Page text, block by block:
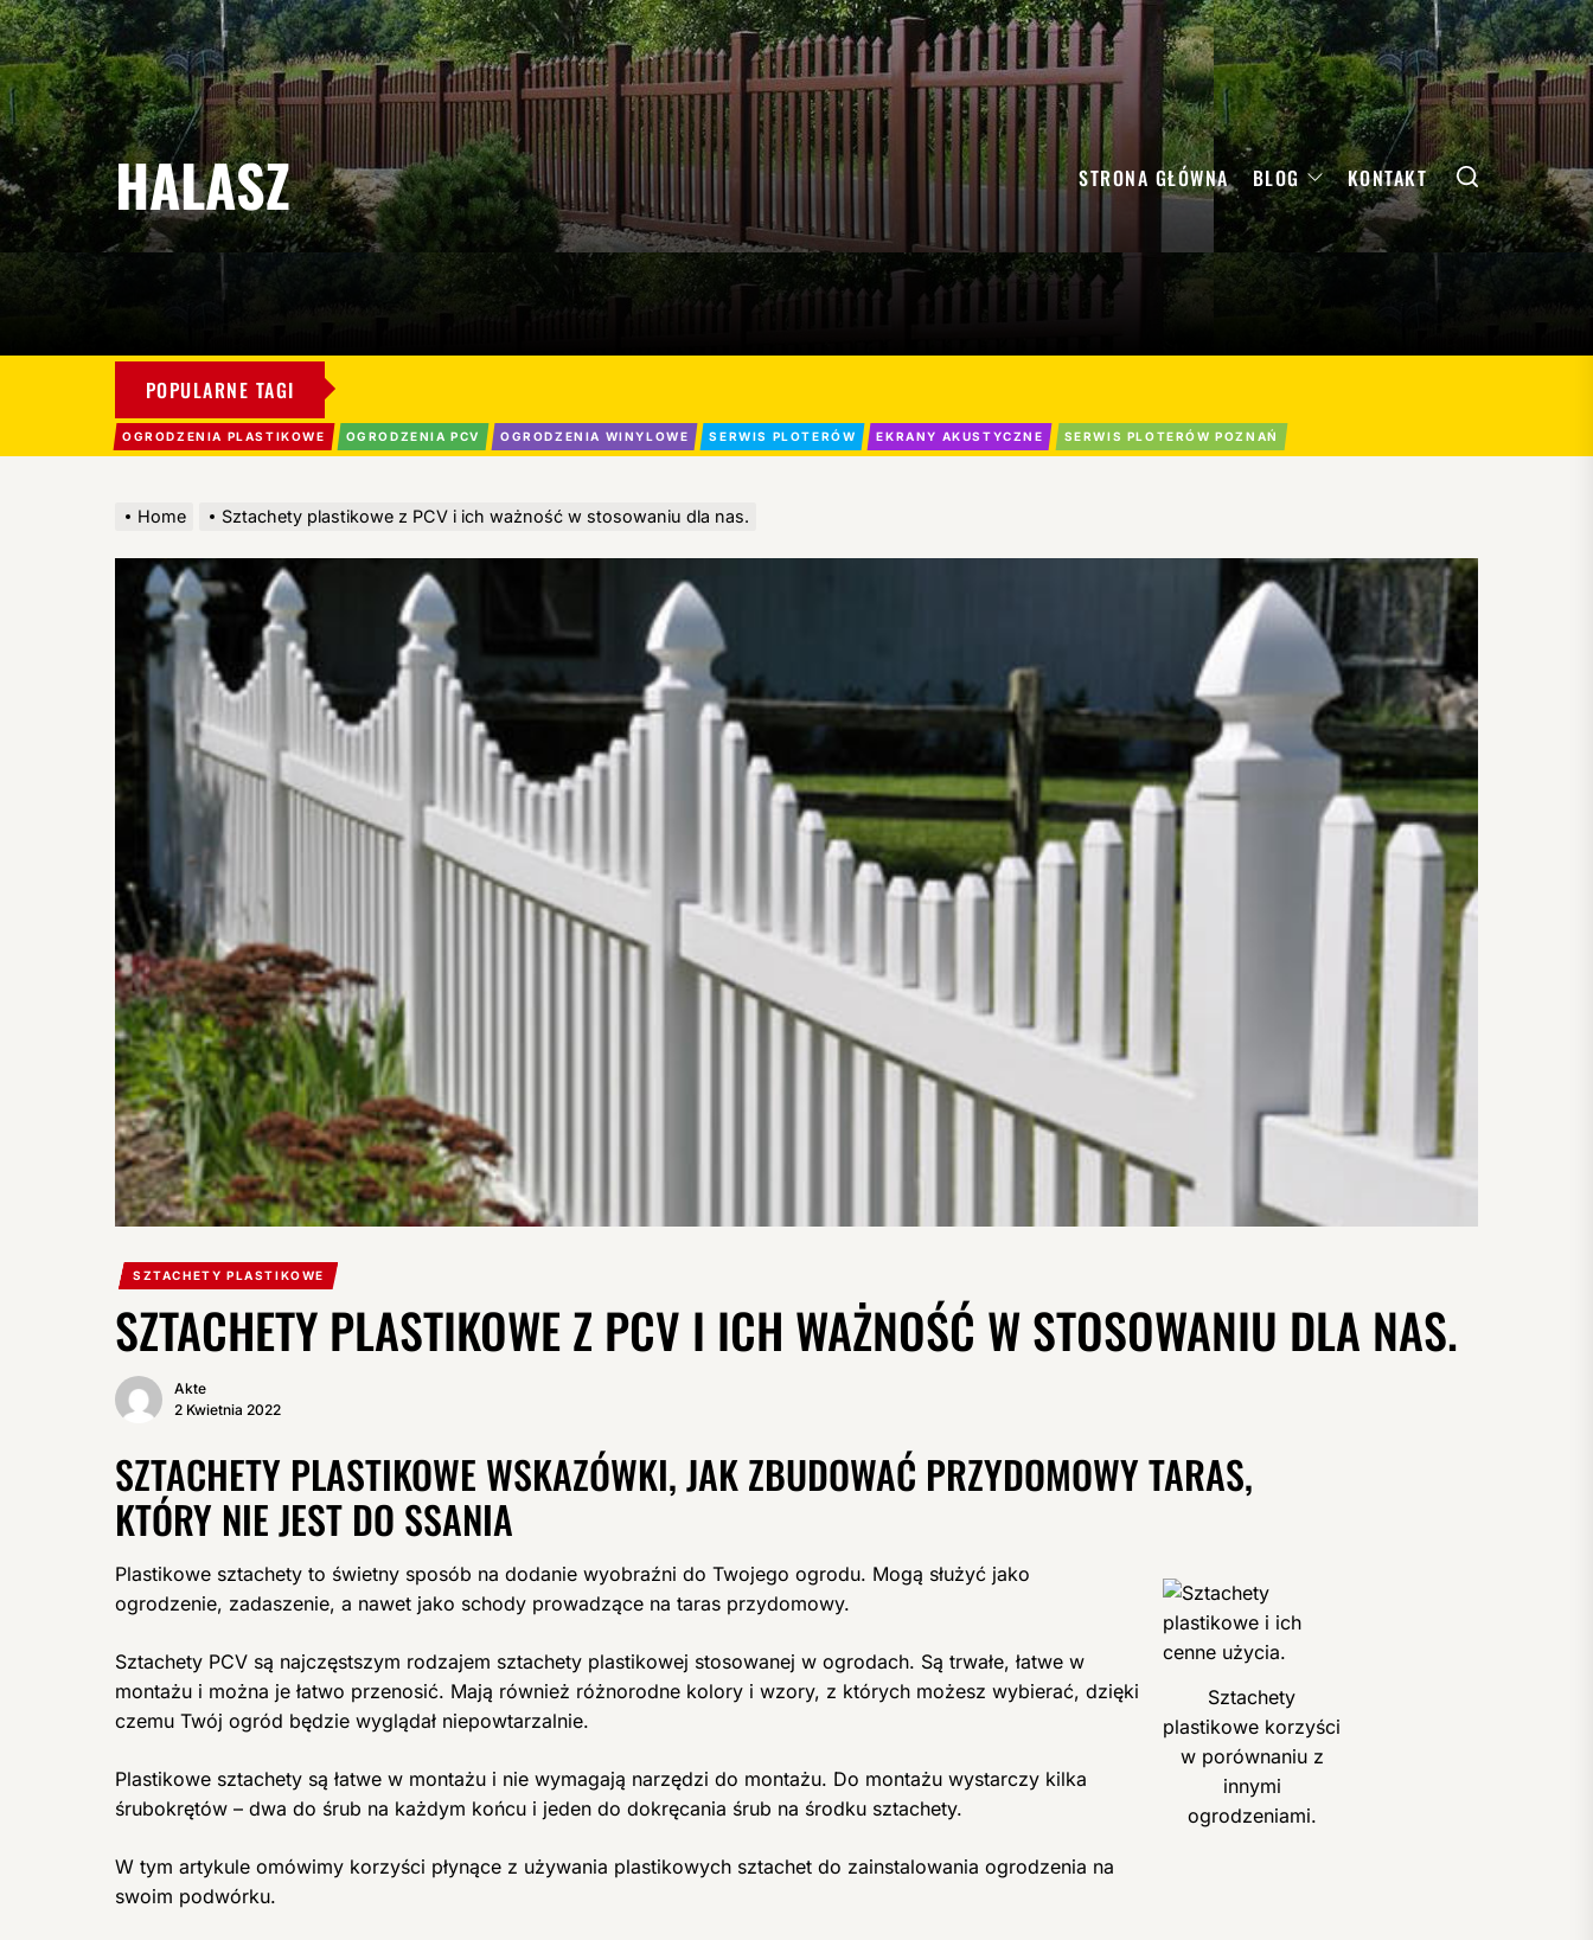
HALASZ STRONA GŁÓWNA BLOG KONTAKT Search
POPULARNE TAGI
OGRODZENIA PLASTIKOWE OGRODZENIA PCV OGRODZENIA WINYLOWE SERWIS PLOTERÓW EKRANY AKUSTYCZNE SERWIS PLOTERÓW POZNAŃ
Home Sztachety plastikowe z PCV i ich ważność w stosowaniu dla nas.
SZTACHETY PLASTIKOWE
SZTACHETY PLASTIKOWE Z PCV I ICH WAŻNOŚĆ W STOSOWANIU DLA NAS.
Akte
2 Kwietnia 2022
SZTACHETY PLASTIKOWE WSKAZÓWKI, JAK ZBUDOWAĆ PRZYDOMOWY TARAS,
KTÓRY NIE JEST DO SSANIA
Sztachety
plastikowe korzyści
w porównaniu z
innymi
ogrodzeniami.
Plastikowe sztachety to świetny sposób na dodanie wyobraźni do Twojego ogrodu. Mogą służyć jako
ogrodzenie, zadaszenie, a nawet jako schody prowadzące na taras przydomowy.
Sztachety PCV są najczęstszym rodzajem sztachety plastikowej stosowanej w ogrodach. Są trwałe, łatwe w
montażu i można je łatwo przenosić. Mają również różnorodne kolory i wzory, z których możesz wybierać, dzięki
czemu Twój ogród będzie wyglądał niepowtarzalnie.
Plastikowe sztachety są łatwe w montażu i nie wymagają narzędzi do montażu. Do montażu wystarczy kilka
śrubokrętów – dwa do śrub na każdym końcu i jeden do dokręcania śrub na środku sztachety.
W tym artykule omówimy korzyści płynące z używania plastikowych sztachet do zainstalowania ogrodzenia na
swoim podwórku.